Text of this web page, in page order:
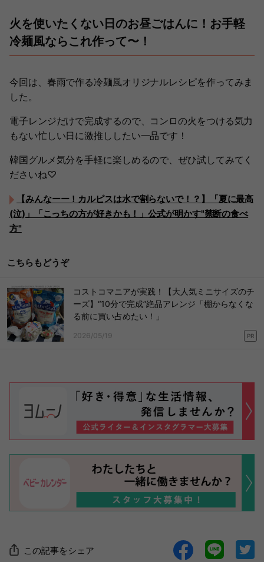
火を使いたくない日のお昼ごはんに！お手軽
冷麺風ならこれ作って〜！
今回は、春雨で作る冷麺風オリジナルレシピを作ってみま
した。
電子レンジだけで完成するので、コンロの火をつける気力
もない忙しい日に激推ししたい一品です！
韓国グルメ気分を手軽に楽しめるので、ぜひ試してみてく
ださいね♡
【みんなーー！カルピスは水で割らないで！？】「夏に最高
(泣)」「こっちの方が好きかも！」公式が明かす"禁断の食べ
方"
こちらもどうぞ
コストコマニアが実践！【大人気ミニサイズのチ
ーズ】“10分で完成”絶品アレンジ「棚からなくな
る前に買い占めたい！」
2026/05/19 PR
この記事をシェア